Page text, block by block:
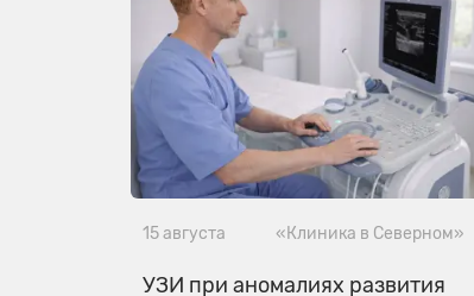
15 августа «Клиника в Северном»
УЗИ при аномалиях развития